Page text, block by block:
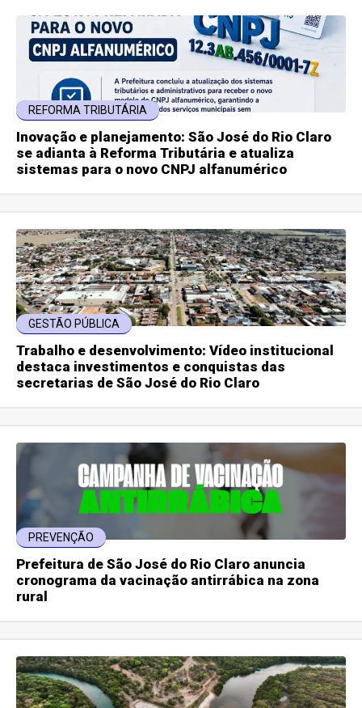
REFORMA TRIBUTÁRIA
Inovação e planejamento: São José do Rio Claro
se adianta à Reforma Tributária e atualiza
sistemas para o novo CNPJ alfanumérico
GESTÃO PÚBLICA
Trabalho e desenvolvimento: Vídeo institucional
destaca investimentos e conquistas das
secretarias de São José do Rio Claro
PREVENÇÃO
Prefeitura de São José do Rio Claro anuncia
cronograma da vacinação antirrábica na zona
rural